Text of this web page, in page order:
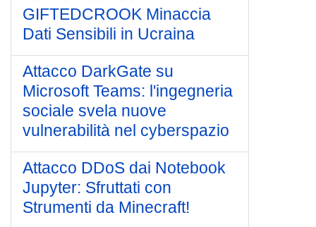
GIFTEDCROOK Minaccia
Dati Sensibili in Ucraina
Attacco DarkGate su
Microsoft Teams: l'ingegneria
sociale svela nuove
vulnerabilità nel cyberspazio
Attacco DDoS dai Notebook
Jupyter: Sfruttati con
Strumenti da Minecraft!